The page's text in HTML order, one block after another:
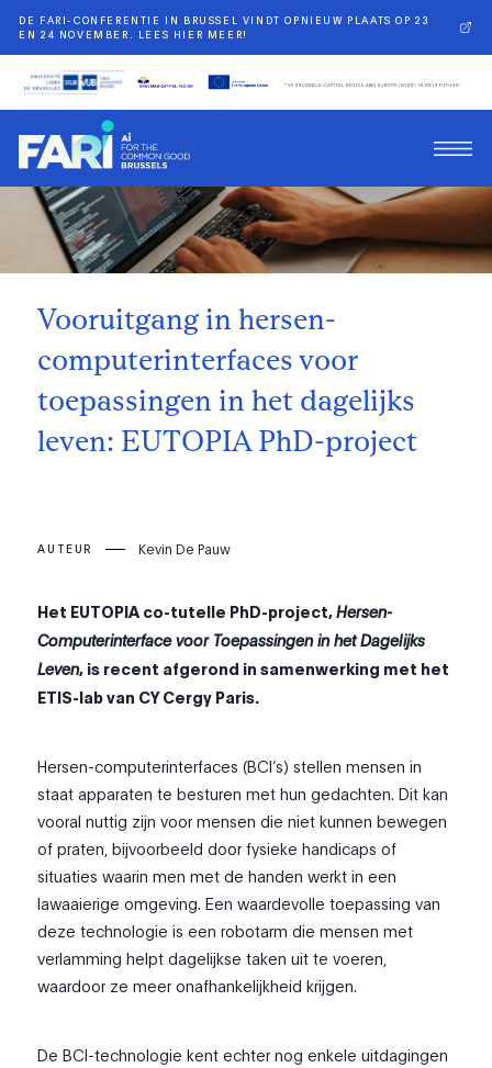
DE FARI-CONFERENTIE IN BRUSSEL VINDT OPNIEUW PLAATS OP 23
EN 24 NOVEMBER. LEES HIER MEER!
Terug
Vooruitgang in hersen-
computerinterfaces voor
toepassingen in het dagelijks
leven: EUTOPIA PhD-project
AUTEUR Kevin De Pauw
Het EUTOPIA co-tutelle PhD-project,Hersen-
Computerinterface voor Toepassingen in het Dagelijks
Leven, is recent afgerond in samenwerking met het
ETIS-lab van CY Cergy Paris.
Hersen-computerinterfaces (BCI’s) stellen mensen in
staat apparaten te besturen met hun gedachten. Dit kan
vooral nuttig zijn voor mensen die niet kunnen bewegen
of praten, bijvoorbeeld door fysieke handicaps of
situaties waarin men met de handen werkt in een
lawaaierige omgeving. Een waardevolle toepassing van
deze technologie is een robotarm die mensen met
verlamming helpt dagelijkse taken uit te voeren,
waardoor ze meer onafhankelijkheid krijgen.
De BCI-technologie kent echter nog enkele uitdagingen